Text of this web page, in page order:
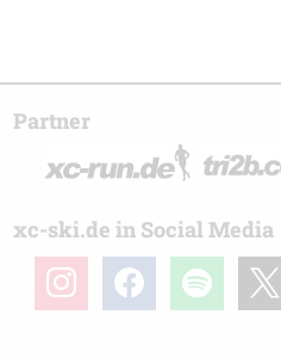
Partner
xc-ski.de in Social Media
instagramfacebookspotify